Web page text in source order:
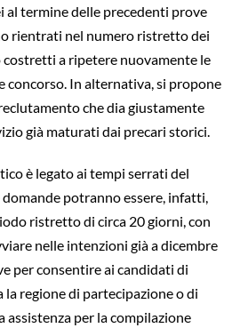
al termine delle precedenti prove
rientrati nel numero ristretto dei
a ripetere nuovamente le
concorso. In alternativa, si propone
che dia giustamente
già maturati dai precari storici.
è legato ai tempi serrati del
potranno essere, infatti,
ristretto di circa 20 giorni, con
nelle intenzioni già a dicembre
per consentire ai candidati di
la regione di partecipazione o di
assistenza per la compilazione